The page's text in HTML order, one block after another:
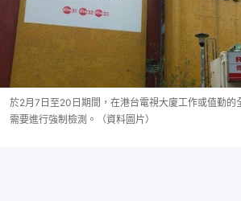
於2月7日至20日期間，在港台電視大廈工作或值勤的
需要進行強制檢測。（資料圖片）